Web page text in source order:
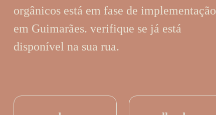
orgânicos está em fase de implementação
em Guimarães. verifique se já está
disponível na sua rua.